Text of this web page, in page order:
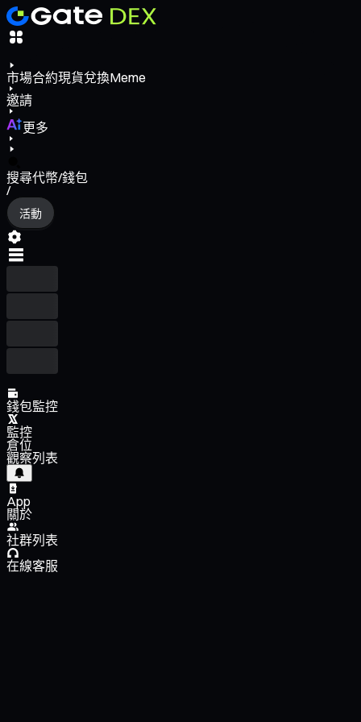
市場合約現貨兌換Meme
邀請
更多
搜尋代幣/錢包
/
活動
錢包監控
監控
倉位
觀察列表
App
關於
社群列表
在線客服